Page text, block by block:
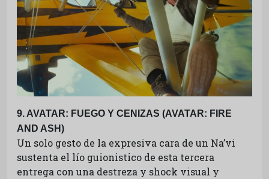
9. AVATAR: FUEGO Y CENIZAS (AVATAR: FIRE
AND ASH)
Un solo gesto de la expresiva cara de un Na’vi
sustenta el lío guionistico de esta tercera
entrega con una destreza y shock visual y